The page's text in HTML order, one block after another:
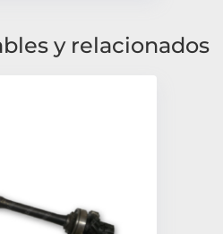
y relacionados